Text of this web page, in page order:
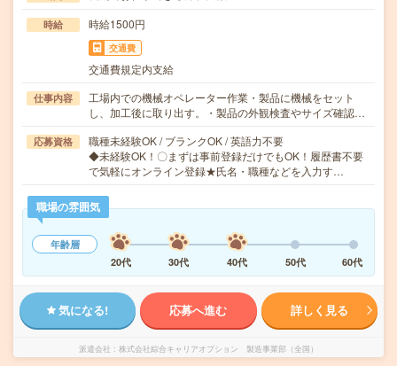
時給 時給1500円
交通費
交通費規定内支給
仕事内容
工場内での機械オペレーター作業・製品に機械をセット
し、加工後に取り出す。・製品の外観検査やサイズ確認…
応募資格
職種未経験OK / ブランクOK / 英語力不要
◆未経験OK！〇まずは事前登録だけでもOK！履歴書不要
で気軽にオンライン登録★氏名・職種などを入力す…
職場の雰囲気
年齢層
20代
30代 40代 50代 60代
気になる! 応募へ進む 詳しく見る
派遣会社 株式会社綜合キャリアオプション 製造事業部（全国）